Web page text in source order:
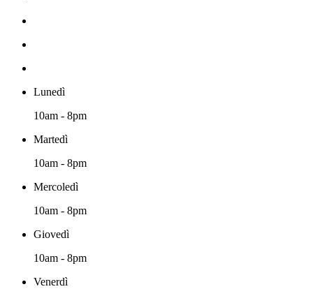
Lunedì
10am - 8pm
Martedì
10am - 8pm
Mercoledì
10am - 8pm
Giovedì
10am - 8pm
Venerdì